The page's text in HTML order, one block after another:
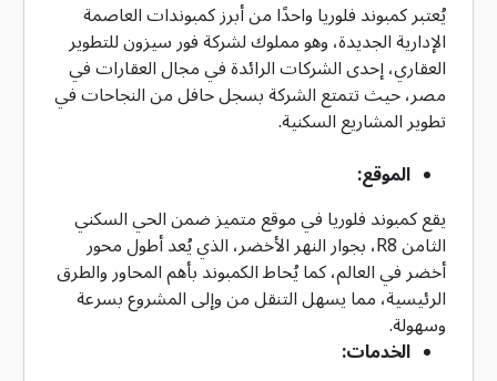
يُعتبر كمبوند فلوريا واحدًا من أبرز كمبوندات العاصمة
الإدارية الجديدة، وهو مملوك لشركة فور سيزون للتطوير
العقاري، إحدى الشركات الرائدة في مجال العقارات في
مصر، حيث تتمتع الشركة بسجل حافل من النجاحات في
تطوير المشاريع السكنية.
الموقع:
يقع كمبوند فلوريا في موقع متميز ضمن الحي السكني
الثامن R8، بجوار النهر الأخضر، الذي يُعد أطول محور
أخضر في العالم، كما يُحاط الكمبوند بأهم المحاور والطرق
الرئيسية، مما يسهل التنقل من وإلى المشروع بسرعة
وسهولة.
الخدمات: